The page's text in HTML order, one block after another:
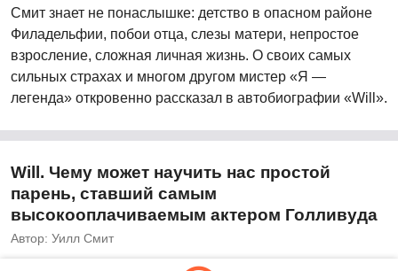
Смит знает не понаслышке: детство в опасном районе
Филадельфии, побои отца, слезы матери, непростое
взросление, сложная личная жизнь. О своих самых
сильных страхах и многом другом мистер «Я —
легенда» откровенно рассказал в автобиографии «Will».
Will. Чему может научить нас простой
парень, ставший самым
высокооплачиваемым актером Голливуда
Автор: Уилл Смит